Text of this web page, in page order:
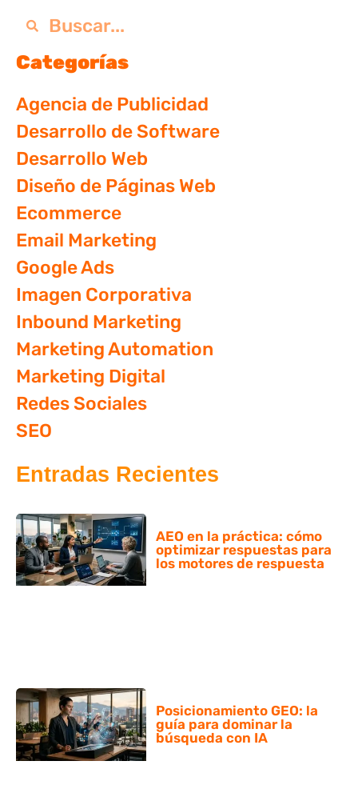
Categorías
Agencia de Publicidad
Desarrollo de Software
Desarrollo Web
Diseño de Páginas Web
Ecommerce
Email Marketing
Google Ads
Imagen Corporativa
Inbound Marketing
Marketing Automation
Marketing Digital
Redes Sociales
SEO
Entradas Recientes
AEO en la práctica: cómo
optimizar respuestas para
los motores de respuesta
Posicionamiento GEO: la
guía para dominar la
búsqueda con IA